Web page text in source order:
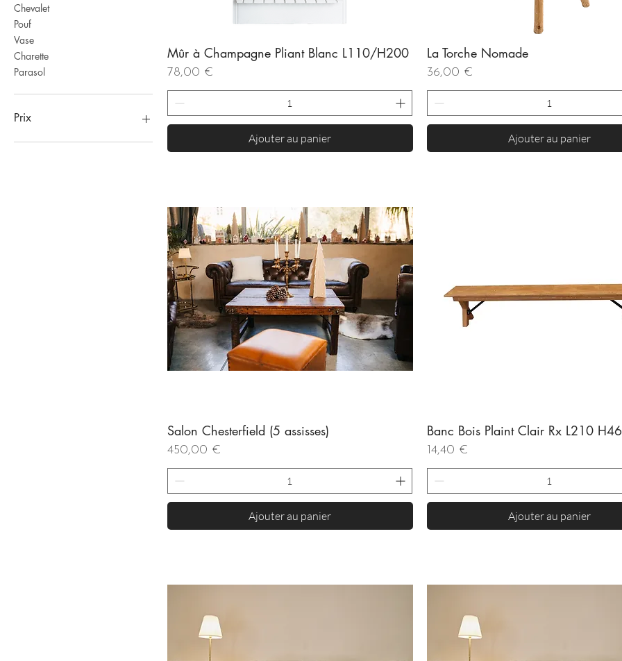
Chevalet
Pouf
Vase
Charette
Parasol
Prix
Aperçu rapide
Mûr à Champagne Pliant Blanc L110/H200
Prix
78,00 €
Ajouter au panier
Aperçu rapide
La Torche Nomade
Prix
36,00 €
Ajouter au panier
Aperçu rapide
Salon Chesterfield (5 assisses)
Prix
450,00 €
Ajouter au panier
Aperçu rapide
Banc Bois Plaint Clair Rx L210
Prix
14,40 €
Ajouter au panier